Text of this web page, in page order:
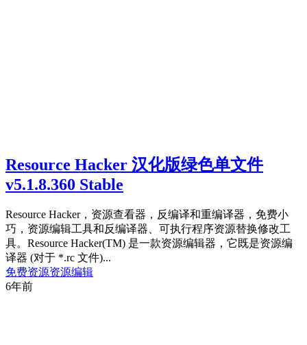
Resource Hacker 汉化版绿色单文件
v5.1.8.360 Stable
Resource Hacker，资源查看器，反编译和重编译器，免费小
巧，资源编辑工具和反编译器、可执行程序资源替换修改工
具。Resource Hacker(TM) 是一款资源编辑器，它既是资源编
译器 (对于 *.rc 文件)...
免费资源资源编辑
6年前